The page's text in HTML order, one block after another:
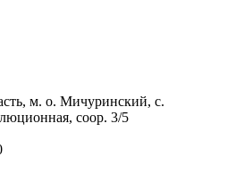
м. о. Мичуринский, с.
соор. 3/5